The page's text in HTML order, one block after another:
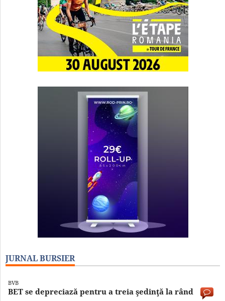
JURNAL BURSIER
BVB
BET se depreciază pentru a treia şedinţă la rând